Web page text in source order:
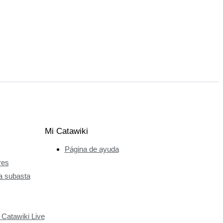
subasta
Live
Mi Catawiki
Página de ayuda